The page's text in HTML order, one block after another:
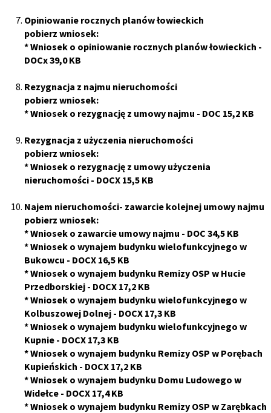
Opiniowanie rocznych planów łowieckich
pobierz wniosek:
*Wniosek o opiniowanie rocznych planów łowieckich -
DOCx 39,0 KB
Rezygnacja z najmu nieruchomości
pobierz wniosek:
*Wniosek o rezygnację z umowy najmu - DOC 15,2 KB
Rezygnacja z użyczenia nieruchomości
pobierz wniosek:
*Wniosek o rezygnację z umowy użyczenia
nieruchomości - DOCX 15,5 KB
Najem nieruchomości- zawarcie kolejnej umowy najmu
pobierz wniosek:
*Wniosek o zawarcie umowy najmu - DOC 34,5 KB
*Wniosek o wynajem budynku wielofunkcyjnego w
Bukowcu - DOCX 16,5 KB
*Wniosek o wynajem budynku Remizy OSP w Hucie
Przedborskiej - DOCX 17,2 KB
*Wniosek o wynajem budynku wielofunkcyjnego w
Kolbuszowej Dolnej - DOCX 17,3 KB
*Wniosek o wynajem budynku wielofunkcyjnego w
Kupnie - DOCX 17,3 KB
*Wniosek o wynajem budynku Remizy OSP w Porębach
Kupieńskich - DOCX 17,2 KB
*Wniosek o wynajem budynku Domu Ludowego w
Widełce - DOCX 17,4 KB
*Wniosek o wynajem budynku Remizy OSP w Zarębkach